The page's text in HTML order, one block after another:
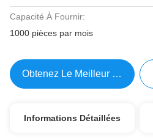
Capacité À Fournir:
1000 pièces par mois
Obtenez Le Meilleur Prix
Informations Détaillées